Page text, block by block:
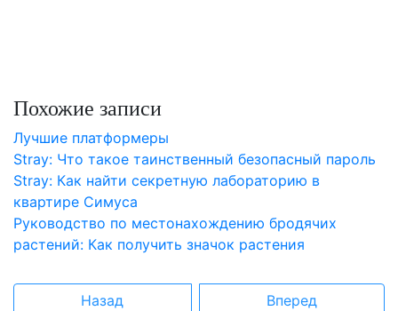
Похожие записи
Лучшие платформеры
Stray: Что такое таинственный безопасный пароль
Stray: Как найти секретную лабораторию в
квартире Симуса
Руководство по местонахождению бродячих
растений: Как получить значок растения
Назад Вперед